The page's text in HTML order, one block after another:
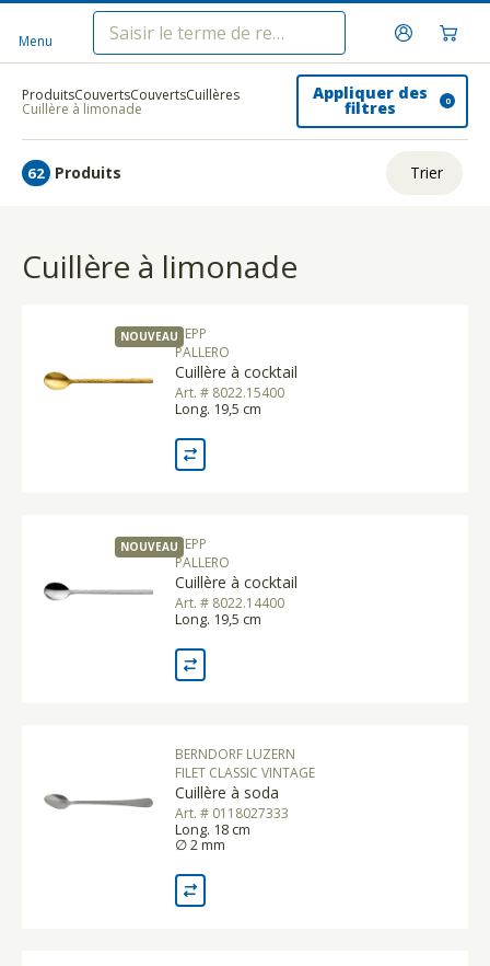
Menu
ProduitsCouvertsCouvertsCuillères
Cuillère à limonade
Appliquer des
filtres 0
62 Produits Trier
Prix le plus bas
Nom Z - A
Cuillère à limonade
NOUVEAUHEPP
PALLERO
Cuillère à cocktail
Art. # 8022.15400
Long. 19,5 cm
NOUVEAUHEPP
PALLERO
Cuillère à cocktail
Art. # 8022.14400
Long. 19,5 cm
BERNDORF LUZERN
FILET CLASSIC VINTAGE
Cuillère à soda
Art. # 0118027333
Long. 18 cm
∅ 2 mm